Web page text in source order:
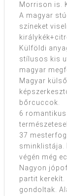
Morrison is.
A magyar
színeket
Külföldi
stílusos kis
magyar
Magyar
bőrcuccok.
6
37
sminklistája.
végén még
Nagyon
partit kerekít.
gondoltak.